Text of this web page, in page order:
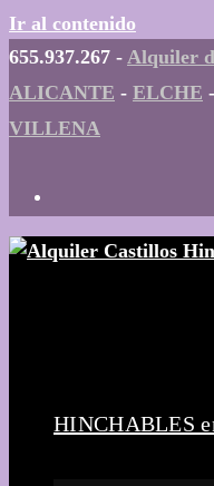
Ir al contenido
655.937.267 - Alquiler
ALICANTE - ELCHE -
VILLENA
HINCHABLES